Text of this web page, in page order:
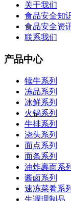
关于我们
食品安全知
食品安全资
联系我们
产品中心
犊牛系列
冻品系列
冰鲜系列
火锅系列
牛排系列
浇头系列
面点系列
面条系列
油炸裹面系列
酱卤系列
速冻菜肴系列
生调理制品